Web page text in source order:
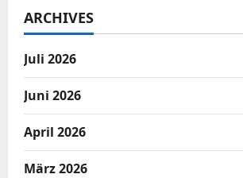
ARCHIVES
Juli 2026
Juni 2026
April 2026
März 2026